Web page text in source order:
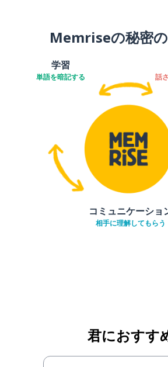
Memriseの秘密
学習
単語を暗記する 話
コミュニケーショ
相手に理解してもらう
君におすす